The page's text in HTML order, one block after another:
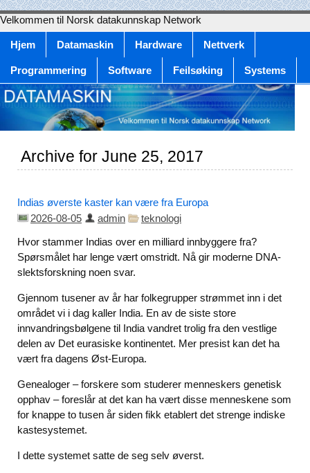
Velkommen til Norsk datakunnskap Network
Hjem Datamaskin Hardware Nettverk
Programmering Software Feilsøking Systems
Archive for June 25, 2017
Indias øverste kaster kan være fra Europa
2026-08-05
admin
teknologi
Hvor stammer Indias over en milliard innbyggere fra?
Spørsmålet har lenge vært omstridt. Nå gir moderne DNA-
slektsforskning noen svar.
Gjennom tusener av år har folkegrupper strømmet inn i det
området vi i dag kaller India. En av de siste store
innvandringsbølgene til India vandret trolig fra den vestlige
delen av Det eurasiske kontinentet. Mer presist kan det ha
vært fra dagens Øst-Europa.
Genealoger – forskere som studerer menneskers genetisk
opphav – foreslår at det kan ha vært disse menneskene som
for knappe to tusen år siden fikk etablert det strenge indiske
kastesystemet.
I dette systemet satte de seg selv øverst.